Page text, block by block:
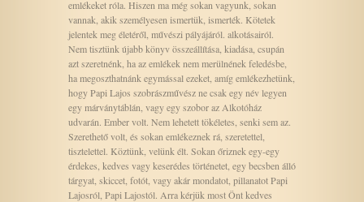
emlékeket róla. Hiszen ma még sokan vagyunk, sokan
vannak, akik személyesen ismertük, ismerték. Kötetek
jelentek meg életéről, művészi pályájáról. alkotásairól.
Nem tisztünk újabb könyv összeállítása, kiadása, csupán
azt szeretnénk, ha az emlékek nem merülnének feledésbe,
ha megoszthatnánk egymással ezeket, amíg emlékezhetünk,
hogy Papi Lajos szobrászművész ne csak egy név legyen
egy márványtáblán, vagy egy szobor az Alkotóház
udvarán. Ember volt. Nem lehetett tökéletes, senki sem az.
Szerethető volt, és sokan emlékeznek rá, szeretettel,
tisztelettel. Köztünk, velünk élt. Sokan őriznek egy-egy
érdekes, kedves vagy keserédes történetet, egy becsben álló
tárgyat, skiccet, fotót, vagy akár mondatot, pillanatot Papi
Lajosról, Papi Lajostól. Arra kérjük most Önt kedves